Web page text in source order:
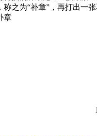
之为“补章”，再打出一张
章